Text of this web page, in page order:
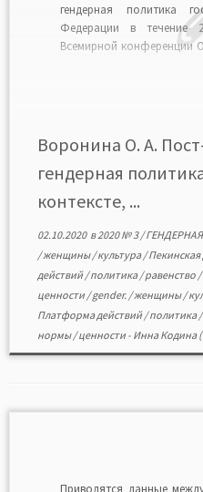
гендерная политика
Федерации в
Всемирной
деятельность
Воронина О. А.
гендерная
контексте, ...
02.10.2020в2020 № 3/
/женщины/культура/
действий/политика/равенство /
ценности /gender. /женщины/
Платформа действий/политика/
нормы/ценности - Инна Кодина
Приводятся данные